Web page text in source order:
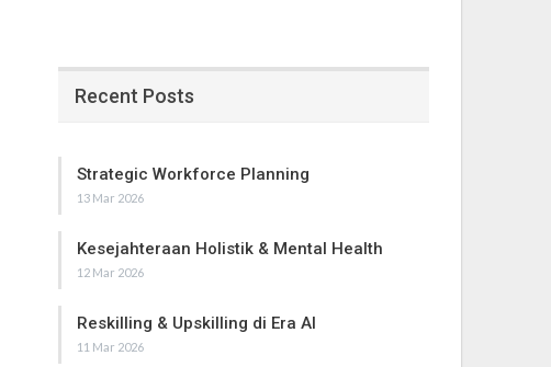
Recent Posts
Strategic Workforce Planning
13 Mar 2026
Kesejahteraan Holistik & Mental Health
12 Mar 2026
Reskilling & Upskilling di Era AI
11 Mar 2026